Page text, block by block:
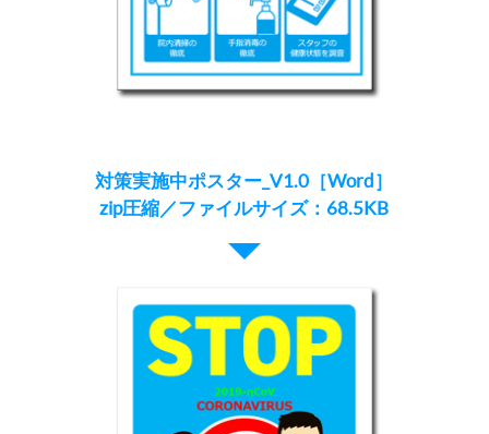
対策実施中ポスター_V1.0［Word］
zip圧縮／ファイルサイズ：68.5KB